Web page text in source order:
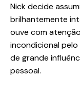
Nick decide
brilhantemente
ouve com
incondicional
de grande
pessoal.